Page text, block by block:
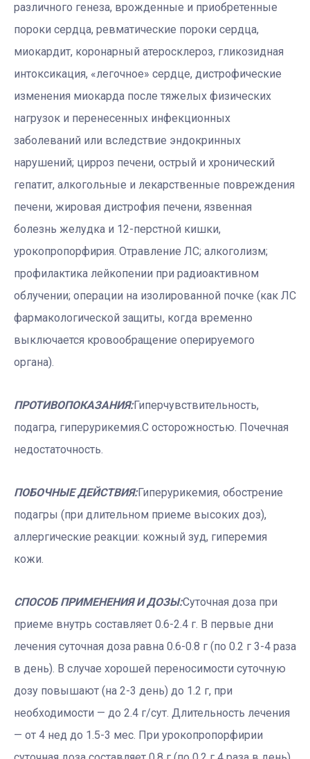
различного генеза, врожденные и приобретенные
пороки сердца, ревматические пороки сердца,
миокардит, коронарный атеросклероз, гликозидная
интоксикация, «легочное» сердце, дистрофические
изменения миокарда после тяжелых физических
нагрузок и перенесенных инфекционных
заболеваний или вследствие эндокринных
нарушений; цирроз печени, острый и хронический
гепатит, алкогольные и лекарственные повреждения
печени, жировая дистрофия печени, язвенная
болезнь желудка и 12-перстной кишки,
урокопропорфирия. Отравление ЛС; алкоголизм;
профилактика лейкопении при радиоактивном
облучении; операции на изолированной почке (как ЛС
фармакологической защиты, когда временно
выключается кровообращение оперируемого
органа).
ПРОТИВОПОКАЗАНИЯ:Гиперчувствительность,
подагра, гиперурикемия.C осторожностью. Почечная
недостаточность.
ПОБОЧНЫЕ ДЕЙСТВИЯ:Гиперурикемия, обострение
подагры (при длительном приеме высоких доз),
аллергические реакции: кожный зуд, гиперемия
кожи.
СПОСОБ ПРИМЕНЕНИЯ И ДОЗЫ:Суточная доза при
приеме внутрь составляет 0.6-2.4 г. В первые дни
лечения суточная доза равна 0.6-0.8 г (по 0.2 г 3-4 раза
в день). В случае хорошей переносимости суточную
дозу повышают (на 2-3 день) до 1.2 г, при
необходимости — до 2.4 г/сут. Длительность лечения
— от 4 нед до 1.5-3 мес. При урокопропорфирии